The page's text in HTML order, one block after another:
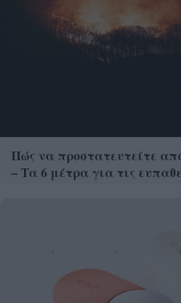
Πώς να προστατευτείτε
– Τα 6 μέτρα για τις